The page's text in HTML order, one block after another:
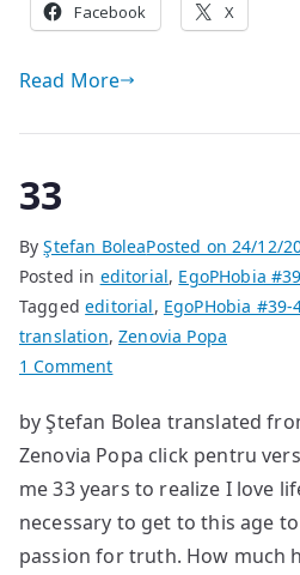
Facebook X
Read More
33
ByŞtefan BoleaPosted on24/12/
Posted in editorial, EgoPHobia
Taggededitorial, EgoPHobia #39-
translation,Zenovia Popa
1 Commenton
by Ştefan Bolea translated
Zenovia Popa click pentru
me 33 years to realize I love
necessary to get to this age
passion for truth. How much